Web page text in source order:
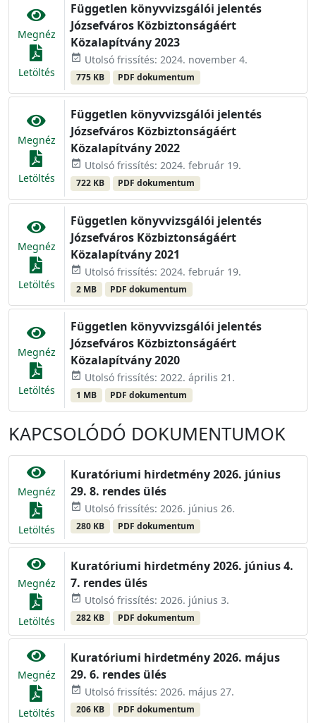
Megnéz
Letöltés
Független könyvvizsgálói jelentés
Józsefváros Közbiztonságáért
Közalapítvány 2023
event_available Utolsó frissítés: 2024. november 4.
775 KB PDF dokumentum
Megnéz
Letöltés
Független könyvvizsgálói jelentés
Józsefváros Közbiztonságáért
Közalapítvány 2022
event_available Utolsó frissítés: 2024. február 19.
722 KB PDF dokumentum
Megnéz
Letöltés
Független könyvvizsgálói jelentés
Józsefváros Közbiztonságáért
Közalapítvány 2021
event_available Utolsó frissítés: 2024. február 19.
2 MB PDF dokumentum
Megnéz
Letöltés
Független könyvvizsgálói jelentés
Józsefváros Közbiztonságáért
Közalapítvány 2020
event_available Utolsó frissítés: 2022. április 21.
1 MB PDF dokumentum
KAPCSOLÓDÓ DOKUMENTUMOK
Megnéz
Letöltés
Kuratóriumi hirdetmény 2026. június
29. 8. rendes ülés
event_available Utolsó frissítés: 2026. június 26.
280 KB PDF dokumentum
Megnéz
Letöltés
Kuratóriumi hirdetmény 2026. június 4.
7. rendes ülés
event_available Utolsó frissítés: 2026. június 3.
282 KB PDF dokumentum
Megnéz
Letöltés
Kuratóriumi hirdetmény 2026. május
29. 6. rendes ülés
event_available Utolsó frissítés: 2026. május 27.
206 KB PDF dokumentum